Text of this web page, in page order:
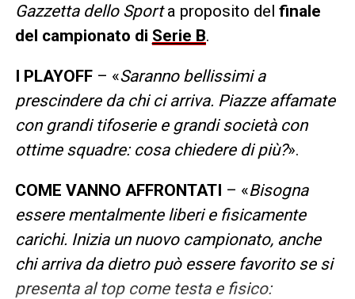
Gazzetta dello Sporta proposito del finale
del campionato di Serie B.
I PLAYOFF– «Saranno bellissimi a
prescindere da chi ci arriva. Piazze affamate
con grandi tifoserie e grandi società con
ottime squadre: cosa chiedere di più?».
COME VANNO AFFRONTATI – «Bisogna
essere mentalmente liberi e fisicamente
carichi. Inizia un nuovo campionato, anche
chi arriva da dietro può essere favorito se si
presenta al top come testa e fisico: